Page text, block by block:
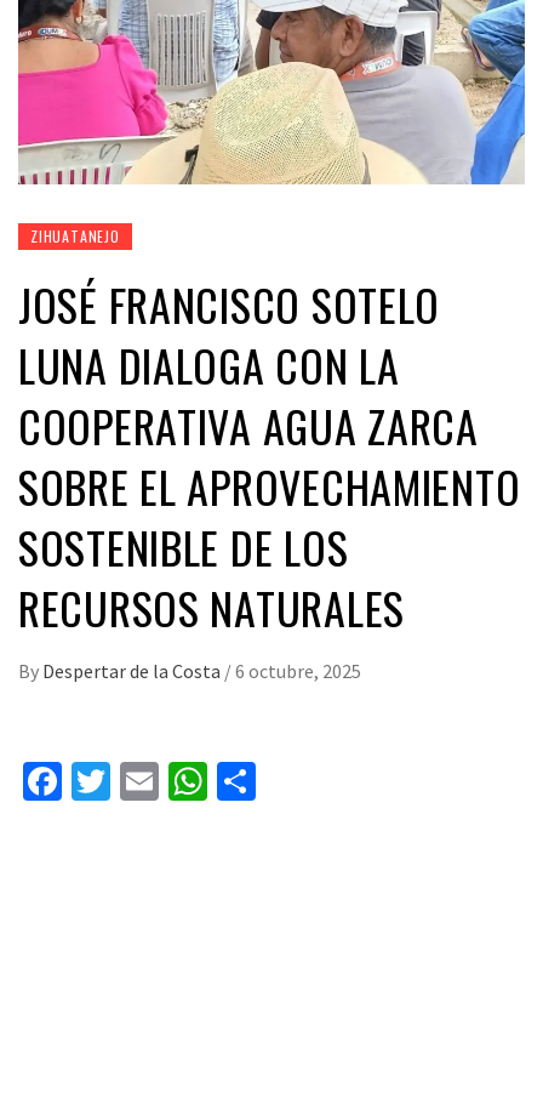
ZIHUATANEJO
JOSÉ FRANCISCO SOTELO
LUNA DIALOGA CON LA
COOPERATIVA AGUA ZARCA
SOBRE EL APROVECHAMIENTO
SOSTENIBLE DE LOS
RECURSOS NATURALES
By Despertar de la Costa /6 octubre, 2025
Facebook
Twitter
EmailWhatsApp